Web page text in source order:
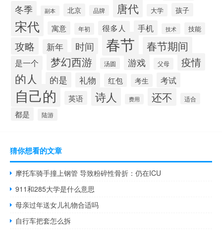
冬季 副本 北京 品牌 唐代 大学 孩子
宋代 寓意 年初 很多人 手机 技术 技能
攻略 新年 时间 春节 春节期间
是一个 梦幻西游 汤圆 游戏 父母 疫情
的人 的是 礼物 红包 考生 考试
自己的 英语 诗人 费用 还不 适合
都是 陆游
猜你想看的文章
摩托车骑手撞上钢管 导致粉碎性骨折：仍在ICU
911和285大学是什么意思
母亲过年送女儿礼物合适吗
自行车把套怎么拆